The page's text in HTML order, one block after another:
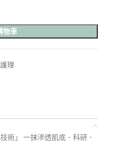
物車
理
術」 一抹滲透肌底．科研．